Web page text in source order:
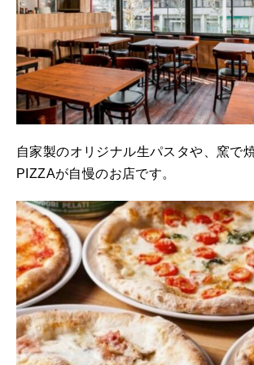
自家製のオリジナル生パスタや、窯で
PIZZAが自慢のお店です。